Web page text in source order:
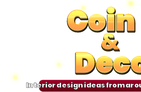
Coin
&
Coin
&
Coin
&
Coin
&
Interior design ideas from